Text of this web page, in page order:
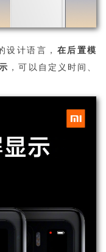
计语言， 在后置模
，可以自定义时间、